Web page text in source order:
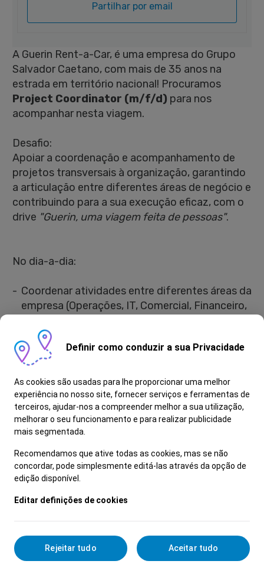
Partilhar por email
A Guerin Rent-a-Car, é uma empresa do Grupo
Salvador Caetano, com mais de 35 anos na
estrada em território nacional! Procuramos
Project Coordinator (m/f/d) para nos
acompanhar nesta viagem.
Desafio:
Apoiar a coordenação e acompanhamento de
projetos transversais à organização, garantindo
a articulação entre diferentes áreas de negócio e
contribuindo para a sua execução eficaz, com o
drive "Guerin, uma viagem feita de pessoas".
No dia-a-dia:
Coordenar atividades entre diferentes áreas da
empresa (Operações, IT, Comercial, Financeiro,
Assegurar a preparação, organização e follow-
up das reuniões de projeto;
Monitorizar o progresso das iniciativas e
identificar desvios face ao planeado;
Garantir o reporting regular do estado dos
projetos;
Apoiar na gestão e alinhamento de
stakeholders internos e externos;
Recolher, consolidar e organizar requisitos de
negócio;
Manter atualizada toda a documentação de
projeto (planos, atas, decisões, riscos e ações);
Contribuir para o controlo de orçamento,
recursos e prazos dos projetos.
Definir como conduzir a sua Privacidade
As cookies são usadas para lhe proporcionar uma melhor
experiência no nosso site, fornecer serviços e ferramentas de
terceiros, ajudar-nos a compreender melhor a sua utilização,
melhorar o seu funcionamento e para realizar publicidade
mais segmentada.
Recomendamos que ative todas as cookies, mas se não
concordar, pode simplesmente editá-las através da opção de
edição disponível.
Editar definições de cookies
Rejeitar tudo Aceitar tudo